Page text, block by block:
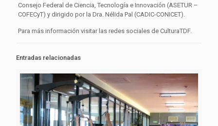
Consejo Federal de Ciencia, Tecnología e Innovación (ASETUR –
COFECyT) y dirigido por la Dra. Nélida Pal (CADIC-CONICET).
Para más información visitar las redes sociales de CulturaTDF.
Entradas relacionadas